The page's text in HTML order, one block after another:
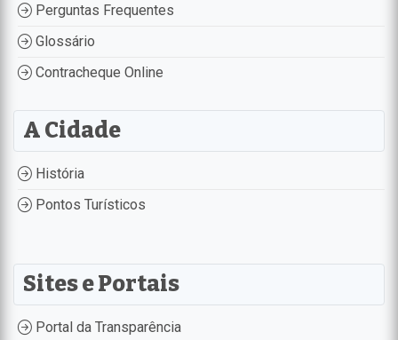
Perguntas Frequentes
Glossário
Contracheque Online
A Cidade
História
Pontos Turísticos
Sites e Portais
Portal da Transparência